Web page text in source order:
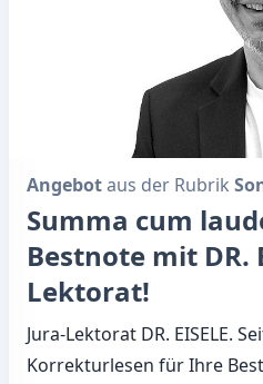
Angebotaus der Rubrik
Summa cum
Bestnote mit DR.
Lektorat!
Jura-Lektorat DR. EISELE.
Korrekturlesen für Ihre